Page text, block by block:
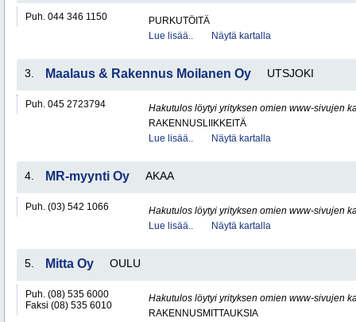
Puh. 044 346 1150
PURKUTÖITÄ
Lue lisää..
Näytä kartalla
3. Maalaus & Rakennus Moilanen Oy UTSJOKI
Puh. 045 2723794
Hakutulos löytyi yrityksen omien www-sivujen
RAKENNUSLIIKKEITÄ
Lue lisää..
Näytä kartalla
4. MR-myynti Oy AKAA
Puh. (03) 542 1066
Hakutulos löytyi yrityksen omien www-sivujen
Lue lisää..
Näytä kartalla
5. Mitta Oy OULU
Puh. (08) 535 6000
Faksi (08) 535 6010
Hakutulos löytyi yrityksen omien www-sivujen
RAKENNUSMITTAUKSIA